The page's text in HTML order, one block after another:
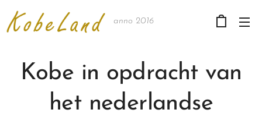
anno 2016
Kobe in opdracht van
het nederlandse